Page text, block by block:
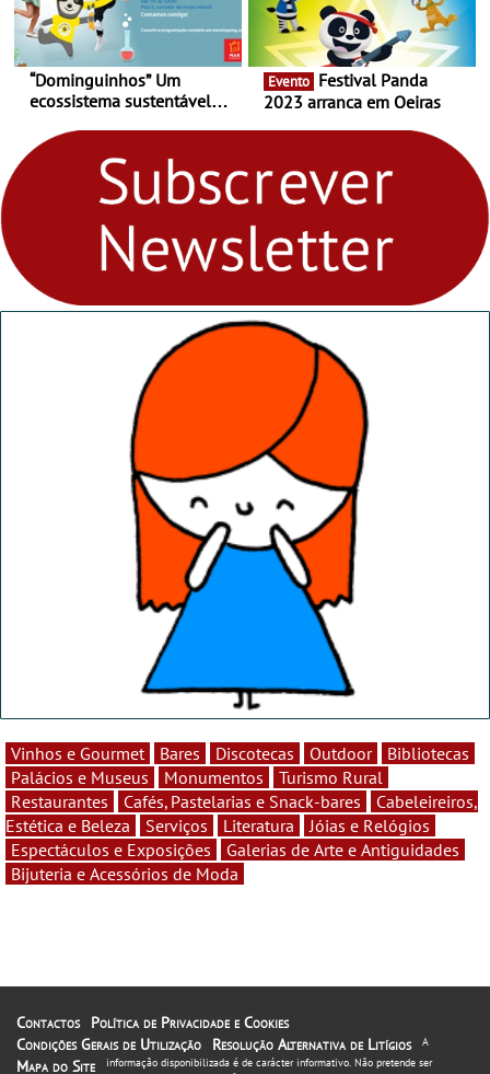
“Dominguinhos” Um
ecossistema sustentável
fores - Atelier de Educação
Ambiental nos
“Dominguinhos” de 23 de
Evento
2023 arranca em Oeiras
Vinhos e Gourmet Bares Discotecas Outdoor
Bibliotecas
Palácios e Museus
Monumentos
Turismo Rural
Restaurantes
Cafés, Pastelarias e Snack-bares
Cabeleireiros,
Estética e Beleza
Serviços Literatura
Jóias e Relógios
Espectáculos e Exposições
Galerias de Arte e Antiguidades
Bijuteria e Acessórios de Moda
Contactos
Política de Privacidade e Cookies
Condições Gerais de Utilização
Resolução Alternativa de Litígios
Mapa do Site
A
informação disponibilizada é de carácter informativo. Não pretende ser